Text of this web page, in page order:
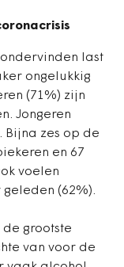
last
ongelukkig
(71%) zijn
Jongeren
Bijna zes op de
en 67
voelen
(62%).
grootste
van voor de